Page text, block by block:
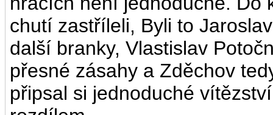
chutí zastříleli, Byli to
další branky, Vlastislav
přesné zásahy a Zděchov
připsal si jednoduché